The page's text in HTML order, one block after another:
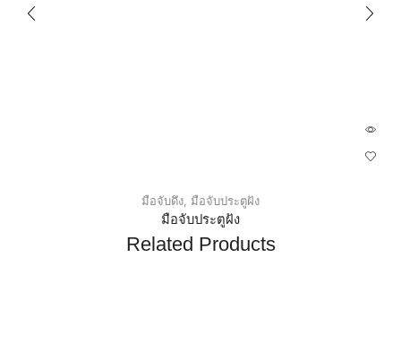
มือจับดึง มือจับประตูฝัง
มือจับประตูฝัง
Related Products